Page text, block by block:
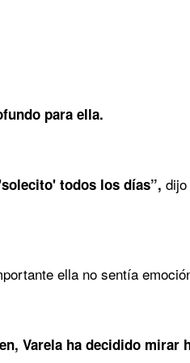
para ella.
todos los días”,
ella no sentía
Varela ha decidido mirar